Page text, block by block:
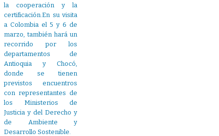
la cooperación y la
certificación.En su visita
a Colombia el 5 y 6 de
marzo, también hará un
recorrido por los
departamentos de
Antioquia y Chocó,
donde se tienen
previstos encuentros
con representantes de
los Ministerios de
Justicia y del Derecho y
de Ambiente y
Desarrollo Sostenible.